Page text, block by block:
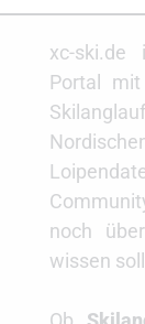
xc-ski.de
Portal
noch
wissen